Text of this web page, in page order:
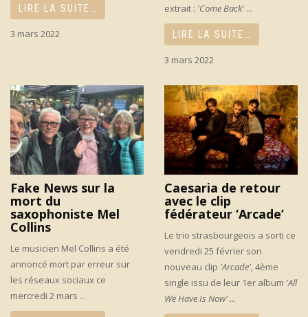
LIRE LA SUITE…
3 mars 2022
extrait : 'Come Back' ...
LIRE LA SUITE…
3 mars 2022
Fake News sur la
mort du
saxophoniste Mel
Collins
Le musicien Mel Collins a été
annoncé mort par erreur sur
les réseaux sociaux ce
mercredi 2 mars ...
Caesaria de retour
avec le clip
fédérateur ‘Arcade’
Le trio strasbourgeois a sorti ce
vendredi 25 février son
nouveau clip 'Arcade', 4ème
single issu de leur 1er album 'All
We Have Is Now' ...